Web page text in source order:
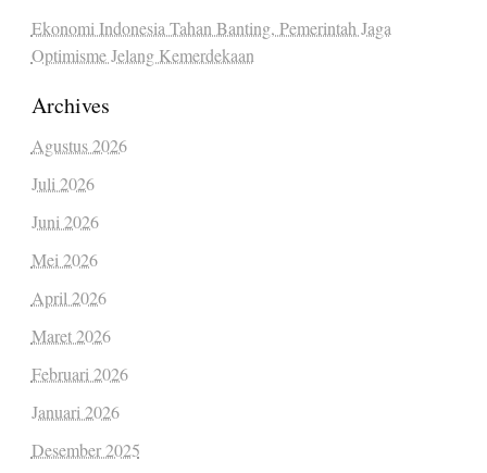
Ekonomi Indonesia Tahan Banting, Pemerintah Jaga
Optimisme Jelang Kemerdekaan
Archives
Agustus 2026
Juli 2026
Juni 2026
Mei 2026
April 2026
Maret 2026
Februari 2026
Januari 2026
Desember 2025